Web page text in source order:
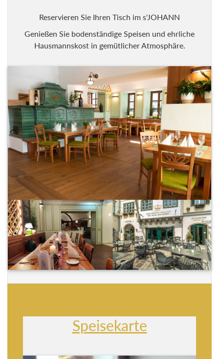
Reservieren Sie Ihren Tisch im s'JOHANN
Genießen Sie bodenständige Speisen und ehrliche
Hausmannskost in gemütlicher Atmosphäre.
Speisekarte